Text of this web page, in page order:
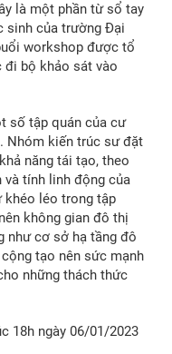
là một phần từ sổ tay
sinh của trường Đại
workshop được tổ
bộ khảo sát vào
số tập quán của cư
Nhóm kiến trúc sư đặt
năng tái tạo, theo
và tính linh động của
khéo léo trong tập
không gian đô thị
như cơ sở hạ tầng đô
tạo nên sức mạnh
những thách thức
18h ngày 06/01/2023